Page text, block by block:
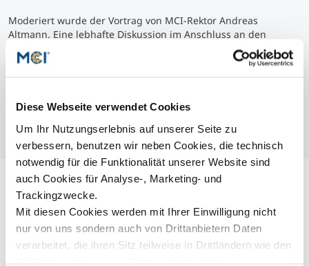
Diese Webseite verwendet Cookies
Um Ihr Nutzungserlebnis auf unserer Seite zu
verbessern, benutzen wir neben Cookies, die technisch
notwendig für die Funktionalität unserer Website sind
auch Cookies für Analyse-, Marketing- und
Trackingzwecke.
Mit diesen Cookies werden mit Ihrer Einwilligung nicht
nur von uns sondern auch von Drittanbietern Daten
verarbeitet, die ihren Sitz teilweise in Drittländern wie den
Moderiert wurde der Vortrag von MCI-Rektor Andreas
Altmann. Eine lebhafte Diskussion im Anschluss an den
Vortrag von Walter Russell Mead rundete die Veranstaltung
ab.